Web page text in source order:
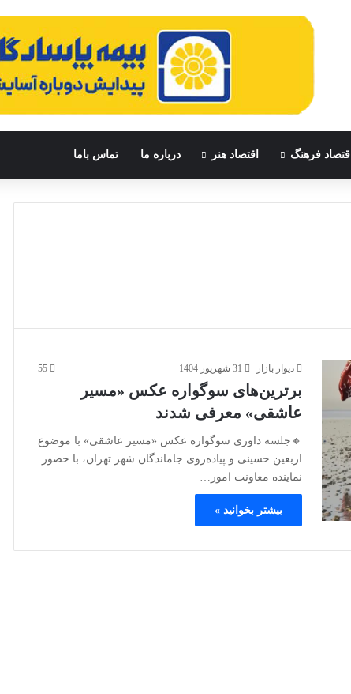
اقتصاد فرهنگ اقتصاد هنر درباره ما تماس باما
دیوار بازار 31 شهریور 1404 55
برترین‌های سوگواره عکس «مسیر
عاشقی» معرفی شدند
🔸جلسه داوری سوگواره عکس «مسیر عاشقی» با موضوع
اربعین حسینی و پیاده‌روی جاماندگان شهر تهران، با حضور
نماینده معاونت امور…
بیشتر بخوانید »